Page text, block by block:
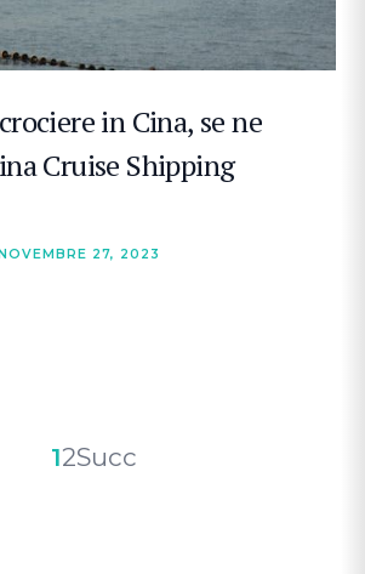
in Cina, se ne
Cruise Shipping
27, 2023
Paginazione
12Succ